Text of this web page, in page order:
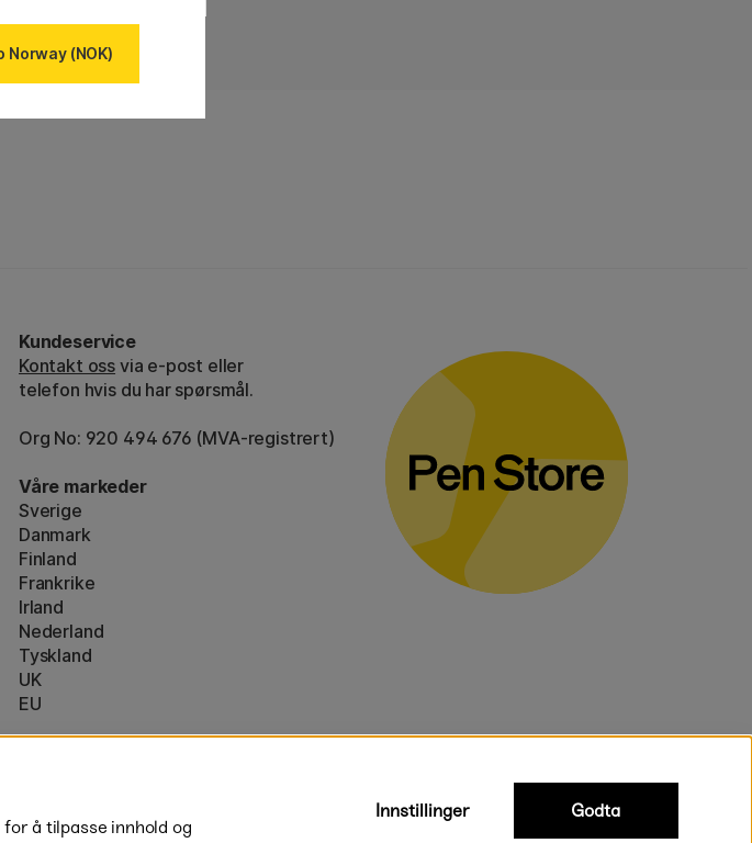
Kundeservice
Kontakt oss via e-post eller
telefon hvis du har spørsmål.
Org No: 920 494 676 (MVA-registrert)
Våre markeder
Sverige
Danmark
Finland
Frankrike
Irland
Nederland
Tyskland
UK
EU
Norway (NOK)
å tilpasse innhold og
Innstillinger Godta